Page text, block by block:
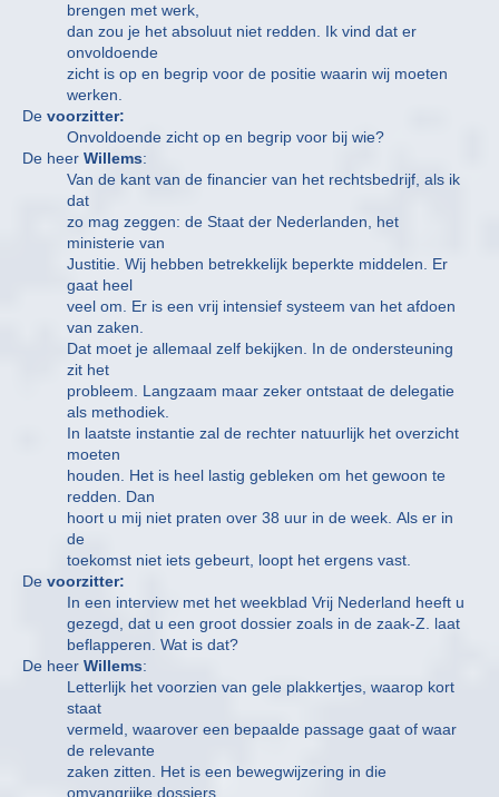
brengen met werk,
dan zou je het absoluut niet redden. Ik vind dat er
onvoldoende
zicht is op en begrip voor de positie waarin wij moeten
werken.
De voorzitter:
Onvoldoende zicht op en begrip voor bij wie?
De heer Willems:
Van de kant van de financier van het rechtsbedrijf, als ik
dat
zo mag zeggen: de Staat der Nederlanden, het
ministerie van
Justitie. Wij hebben betrekkelijk beperkte middelen. Er
gaat heel
veel om. Er is een vrij intensief systeem van het afdoen
van zaken.
Dat moet je allemaal zelf bekijken. In de ondersteuning
zit het
probleem. Langzaam maar zeker ontstaat de delegatie
als methodiek.
In laatste instantie zal de rechter natuurlijk het overzicht
moeten
houden. Het is heel lastig gebleken om het gewoon te
redden. Dan
hoort u mij niet praten over 38 uur in de week. Als er in
de
toekomst niet iets gebeurt, loopt het ergens vast.
De voorzitter:
In een interview met het weekblad Vrij Nederland heeft u
gezegd, dat u een groot dossier zoals in de zaak-Z. laat
beflapperen. Wat is dat?
De heer Willems:
Letterlijk het voorzien van gele plakkertjes, waarop kort
staat
vermeld, waarover een bepaalde passage gaat of waar
de relevante
zaken zitten. Het is een bewegwijzering in die
omvangrijke dossiers